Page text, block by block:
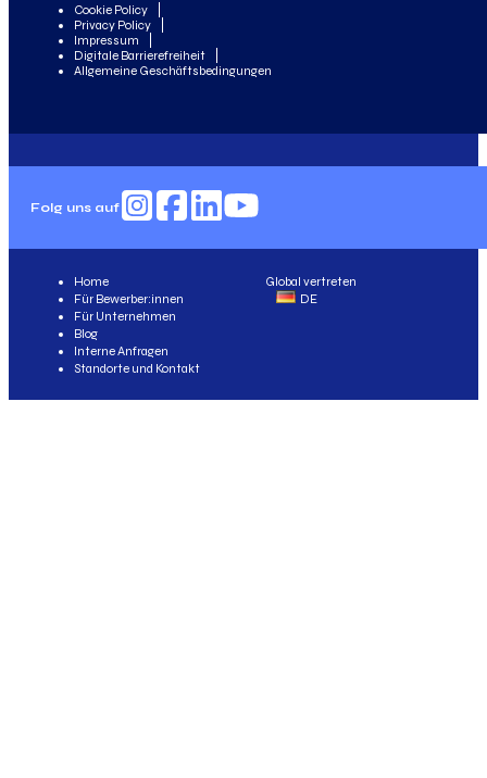
Cookie Policy
Privacy Policy
Impressum
Digitale Barrierefreiheit
Allgemeine Geschäftsbedingungen
Folg uns auf
Global vertreten
DE
Home
Für Bewerber:innen
Für Unternehmen
Blog
Interne Anfragen
Standorte und Kontakt